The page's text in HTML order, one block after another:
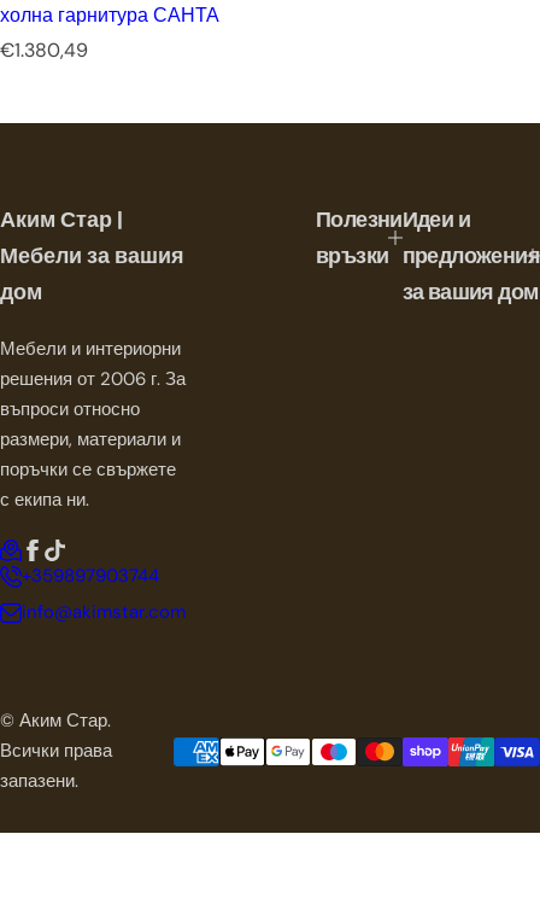
холна гарнитура САНТА
Р
о
ц
е
а
€1.380,49
Аким Стар |
Мебели за вашия
дом
Мебели и интериорни
решения от 2006 г. За
въпроси относно
размери, материали и
поръчки се свържете
с екипа ни.
+359897903744
info@akimstar.com
Полезни
връзки
Идеи и
предложения
за вашия дом
© Аким Стар.
Всички права
запазени.